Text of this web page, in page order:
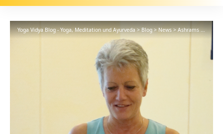
Yoga Vidya Blog - Yoga, Meditation und Ayurveda>Blog>News>Ashrams>